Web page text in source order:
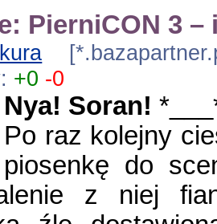
PierniCON 3 –
+0 -0
Nya! Soran!
Po raz kolejny
piosenkę do
z niej